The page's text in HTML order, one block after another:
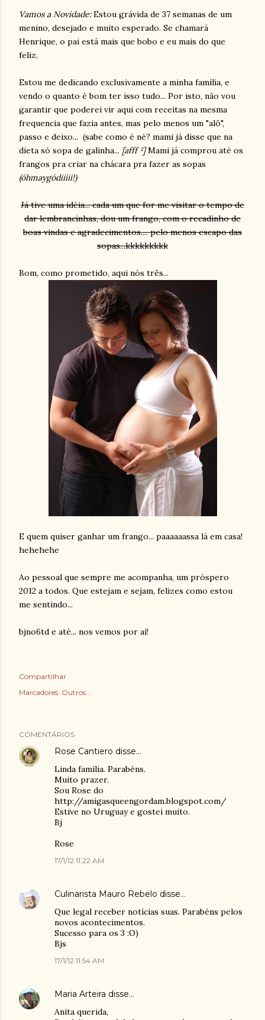
Vamos a Novidade:Estou grávida de 37 semanas de um
menino, desejado e muito esperado. Se chamará
Henrique, o pai está mais que bobo e eu mais do que
feliz.
Estou me dedicando exclusivamente a minha família, e
vendo o quanto é bom ter isso tudo... Por isto, não vou
garantir que poderei vir aqui com receitas na mesma
frequencia que fazia antes, mas pelo menos um "alô",
passo e deixo... (sabe como é né? mami já disse que na
dieta só sopa de galinha... [afff ²]Mami já comprou até os
frangos pra criar na chácara pra fazer as sopas
(óhmaygódiiiii!)
Já tive uma idéia... cada um que for me visitar o tempo de
dar lembrancinhas, dou um frango, com o recadinho de
boas vindas e agradecimentos.... pelo menos escapo das
sopas...kkkkkkkkk
Bom, como prometido, aqui nós três...
E quem quiser ganhar um frango... paaaaaassa lá em casa!
hehehehe
Ao pessoal que sempre me acompanha, um próspero
2012 a todos. Que estejam e sejam, felizes como estou
me sentindo...
bjno6td e até... nos vemos por aí!
Compartilhar
Marcadores: Outros...
COMENTÁRIOS
Rose Cantiero disse…
Linda família. Parabéns.
Muito prazer.
Sou Rose do
http://amigasqueengordam.blogspot.com/
Estive no Uruguay e gostei muito.
Bj
Rose
17/1/12 11:22 AM
Culinarista Mauro Rebelo disse…
Que legal receber notícias suas. Parabéns pelos
novos acontecimentos.
Sucesso para os 3 :O)
Bjs
17/1/12 11:54 AM
Maria Arteira disse…
Anita querida,